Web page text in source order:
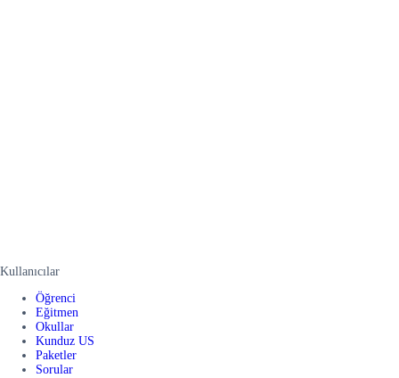
Kullanıcılar
Öğrenci
Eğitmen
Okullar
Kunduz US
Paketler
Sorular